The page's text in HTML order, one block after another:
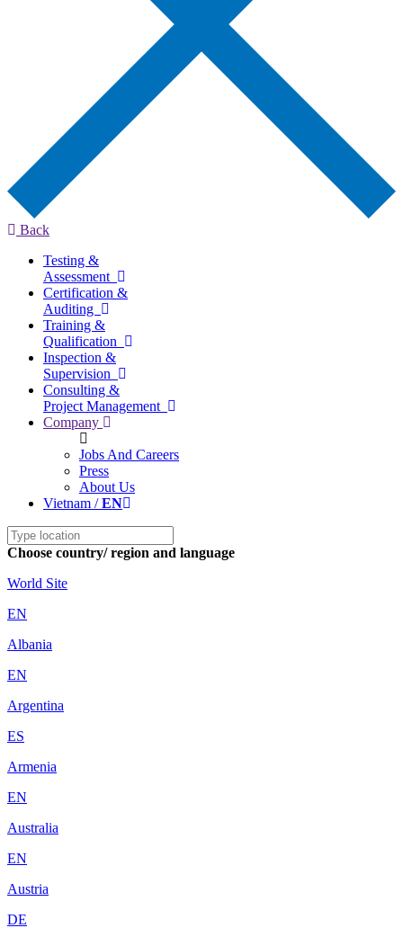
Back
Testing &
Assessment
Certification &
Auditing
Training &
Qualification
Inspection &
Supervision
Consulting &
Project Management
Company
Jobs And Careers
Press
About Us
Vietnam /EN
Choose country/ region and language
World Site
EN
Albania
EN
Argentina
ES
Armenia
EN
Australia
EN
Austria
DE